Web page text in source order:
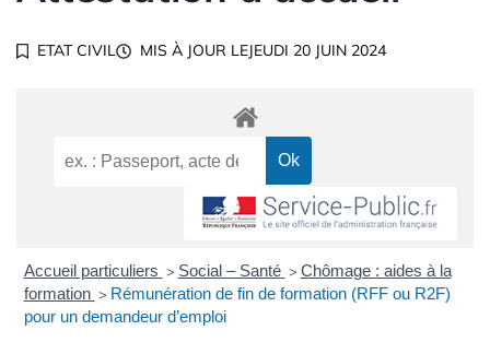
ETAT CIVIL MIS À JOUR LEJEUDI 20 JUIN 2024
Accueil particuliers > Social – Santé > Chômage : aides à la
formation > Rémunération de fin de formation (RFF ou R2F)
pour un demandeur d’emploi